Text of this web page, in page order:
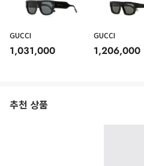
GUCCI
1,031,000
GUCCI
1,206,000
추천 상품